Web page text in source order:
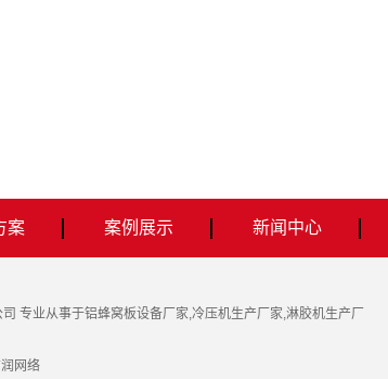
案 案例展示 新闻中心
专业从事于铝蜂窝板设备厂家 冷压机生产厂家 淋胶机生产厂
网络